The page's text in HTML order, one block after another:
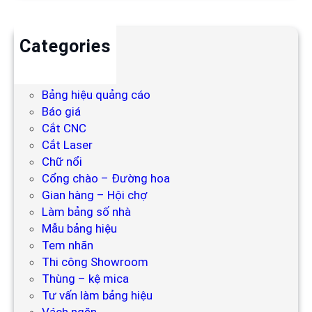
Categories
Bảng hiệu quảng cáo
Báo giá
Cắt CNC
Cắt Laser
Chữ nổi
Cổng chào – Đường hoa
Gian hàng – Hội chợ
Làm bảng số nhà
Mẫu bảng hiệu
Tem nhãn
Thi công Showroom
Thùng – kệ mica
Tư vấn làm bảng hiệu